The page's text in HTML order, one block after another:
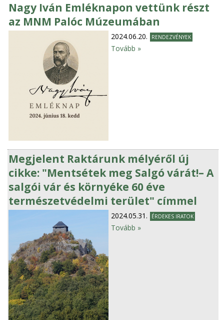
Nagy Iván Emléknapon vettünk részt
az MNM Palóc Múzeumában
2024.06.20. RENDEZVÉNYEK
Tovább »
Megjelent Raktárunk mélyéről új
cikke: "Mentsétek meg Salgó várát!– A
salgói vár és környéke 60 éve
természetvédelmi terület" címmel
2024.05.31. ÉRDEKES IRATOK
Tovább »